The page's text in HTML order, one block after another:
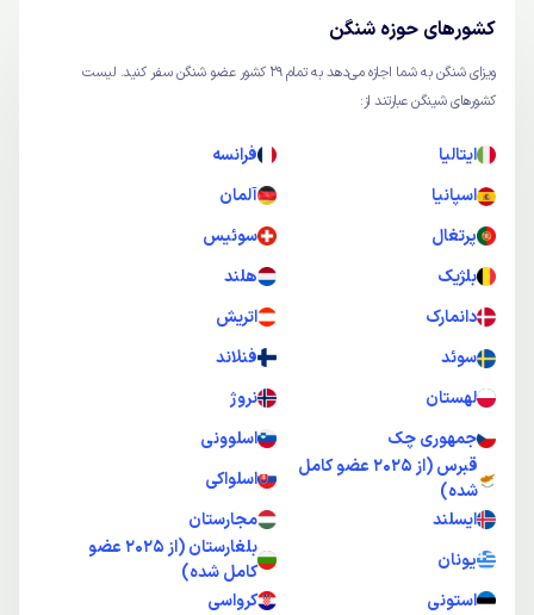
كشورهای حوزه شنگن
ویزای شنگن به شما اجازه می‌دهد به تمام ۲۹ کشور عضو شنگن سفر کنید. لیست
کشورهای شینگن عبارتند از:
ایتالیا
فرانسه
اسپانیا
آلمان
پرتغال
سوئیس
بلژیک
هلند
دانمارک
اتریش
سوئد
فنلاند
لهستان
نروژ
جمهوری چک
اسلوونی
قبرس (از 2025 عضو کامل
شده)
اسلواکی
ایسلند
مجارستان
یونان
بلغارستان (از 2025 عضو
کامل شده)
استونی
کرواسی